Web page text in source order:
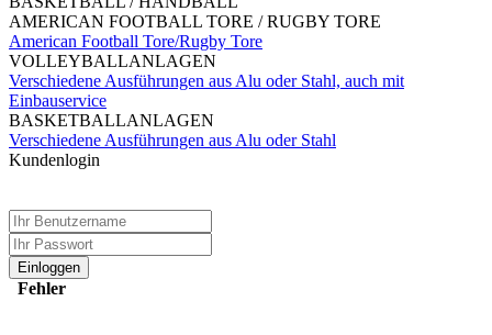
AMERICAN FOOTBALL TORE / RUGBY TORE
American Football Tore/Rugby Tore
VOLLEYBALLANLAGEN
Verschiedene Ausführungen aus Alu oder Stahl, auch mit
Einbauservice
BASKETBALLANLAGEN
Verschiedene Ausführungen aus Alu oder Stahl
Kundenlogin
Einloggen
Fehler